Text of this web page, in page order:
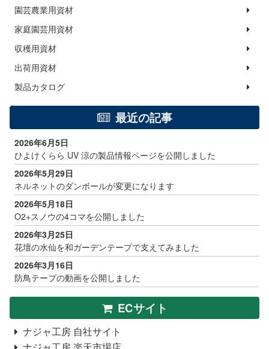
園芸農業用資材
家庭園芸用資材
収穫用資材
出荷用資材
製品カタログ
最近の記事
2026年6月5日
ひよけくらら UV 涼の製品情報ページを公開しました
2026年5月29日
ネルネットのダンボールが変更になります
2026年5月18日
O2+スノウの4コマを公開しました
2026年3月25日
花壇の水仙を和ガーデンテープで支えてみました
2026年3月16日
防鳥テープの動画を公開しました
ECサイト
ナジャ工房 自社サイト